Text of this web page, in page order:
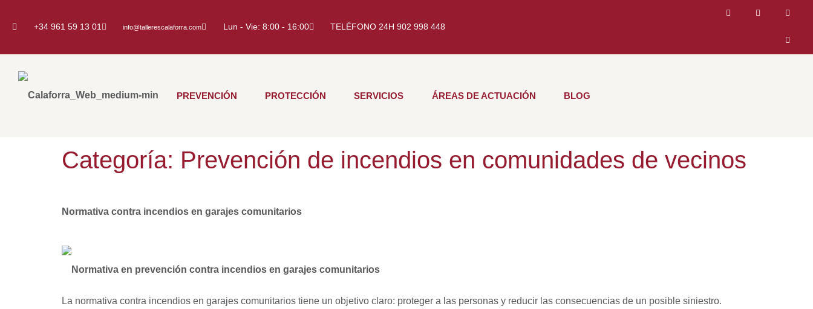
+34 961 59 13 01 info@tallerescalaforra.com Lun - Vie: 8:00 - 16:00 TELÉFONO 24H 902 998 448
PREVENCIÓN PROTECCIÓN SERVICIOS ÁREAS DE ACTUACIÓN BLOG
Categoría: Prevención de incendios en comunidades de vecinos
Normativa contra incendios en garajes comunitarios
La normativa contra incendios en garajes comunitarios tiene un objetivo claro: proteger a las personas y reducir las consecuencias de un posible siniestro.